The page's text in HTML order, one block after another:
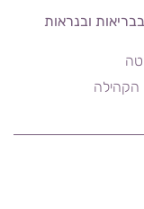
ובנראות
הקהילה